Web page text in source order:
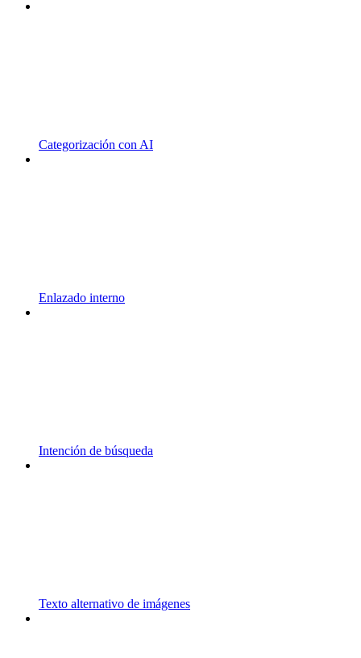
Categorización con AI
Enlazado interno
Intención de búsqueda
Texto alternativo de imágenes